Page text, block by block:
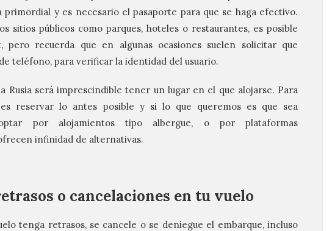
y es necesario el pasaporte para que se haga efectivo.
sitios públicos como parques, hoteles o restaurantes, es posible
pero recuerda que en algunas ocasiones suelen solicitar que
teléfono, para verificar la identidad del usuario.
Rusia será imprescindible tener un lugar en el que alojarse. Para
reservar lo antes posible y si lo que queremos es que sea
por alojamientos tipo albergue, o por plataformas
infinidad de alternativas.
o cancelaciones en tu vuelo
tenga retrasos, se cancele o se deniegue el embarque, incluso